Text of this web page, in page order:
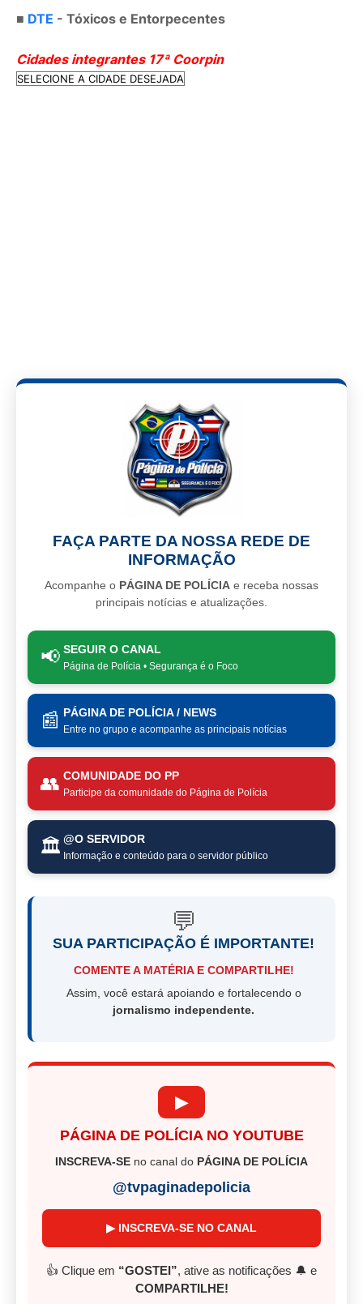
■ DTE - Tóxicos e Entorpecentes
Cidades integrantes 17ª Coorpin
FAÇA PARTE DA NOSSA REDE DE
INFORMAÇÃO
Acompanhe o PÁGINA DE POLÍCIA e receba nossas
principais notícias e atualizações.
📢 SEGUIR O CANAL
Página de Polícia • Segurança é o Foco
📰 PÁGINA DE POLÍCIA / NEWS
Entre no grupo e acompanhe as principais notícias
👥 COMUNIDADE DO PP
Participe da comunidade do Página de Polícia
🏛️ @O SERVIDOR
Informação e conteúdo para o servidor público
💬
SUA PARTICIPAÇÃO É IMPORTANTE!
COMENTE A MATÉRIA E COMPARTILHE!
Assim, você estará apoiando e fortalecendo o
jornalismo independente.
▶
PÁGINA DE POLÍCIA NO YOUTUBE
INSCREVA-SE no canal do PÁGINA DE POLÍCIA
@tvpaginadepolicia
▶ INSCREVA-SE NO CANAL
👍 Clique em “GOSTEI”, ative as notificações 🔔 e
COMPARTILHE!